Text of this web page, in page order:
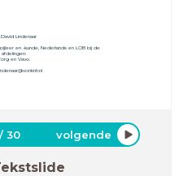
David Lindenaar
en -kunde, Nederlands en LOB bij de
afdelingen:
en Vavo.
/30 volgende